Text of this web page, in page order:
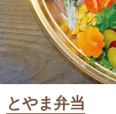
とやま弁当